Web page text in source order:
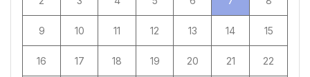
9 10 11 12 13 14 15
16 17 18 19 20 21 22